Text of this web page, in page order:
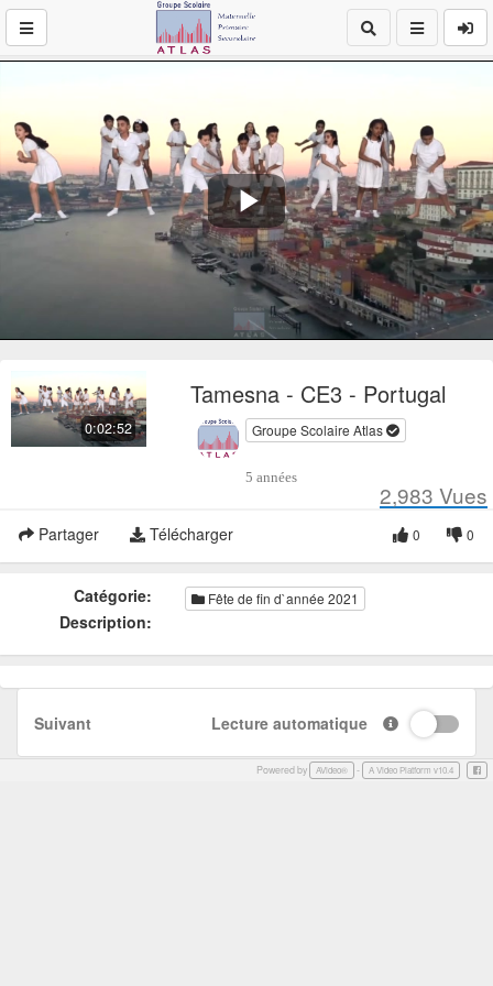
Play
Video
0:02:52
Tamesna - CE3 - Portugal
Groupe Scolaire Atlas
5 années
2,983 Vues
Partager Télécharger 0
0
Catégorie: Fête de fin d`année 2021
Description:
Suivant Lecture automatique
Powered by AVideo® - A Video Platform v10.4